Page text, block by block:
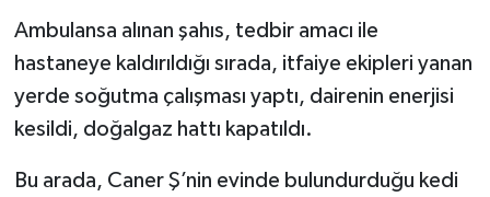
Ambulansa alınan şahıs, tedbir amacı ile
hastaneye kaldırıldığı sırada, itfaiye ekipleri yanan
yerde soğutma çalışması yaptı, dairenin enerjisi
kesildi, doğalgaz hattı kapatıldı.
Bu arada, Caner Ş’nin evinde bulundurduğu kedi